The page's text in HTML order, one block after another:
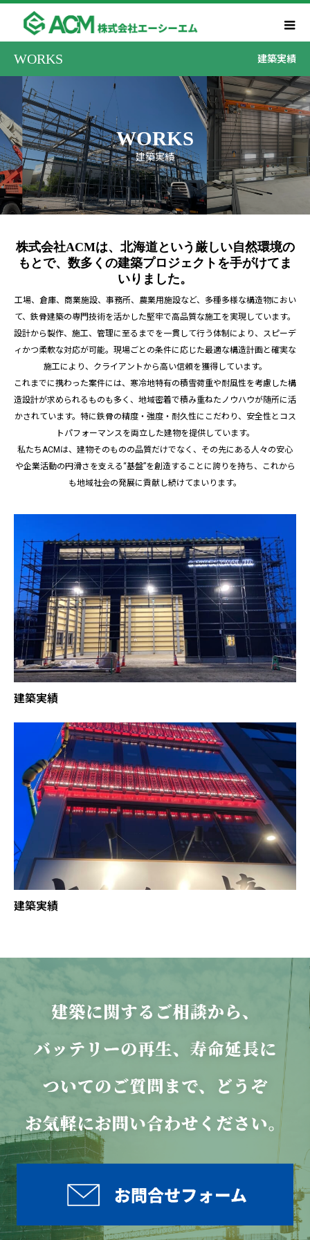
WORKS 建築実績
WORKS
建築実績
株式会社ACMは、北海道という厳しい自然環境の
もとで、数多くの建築プロジェクトを手がけてま
いりました。
工場、倉庫、商業施設、事務所、農業用施設など、多種多様な構造物におい
て、鉄骨建築の専門技術を活かした堅牢で高品質な施工を実現しています。
設計から製作、施工、管理に至るまでを一貫して行う体制により、スピーデ
ィかつ柔軟な対応が可能。現場ごとの条件に応じた最適な構造計画と確実な
施工により、クライアントから高い信頼を獲得しています。
これまでに携わった案件には、寒冷地特有の積雪荷重や耐風性を考慮した構
造設計が求められるものも多く、地域密着で積み重ねたノウハウが随所に活
かされています。特に鉄骨の精度・強度・耐久性にこだわり、安全性とコス
トパフォーマンスを両立した建物を提供しています。
私たちACMは、建物そのものの品質だけでなく、その先にある人々の安心
や企業活動の円滑さを支える“基盤”を創造することに誇りを持ち、これから
も地域社会の発展に貢献し続けてまいります。
建築実績
建築実績